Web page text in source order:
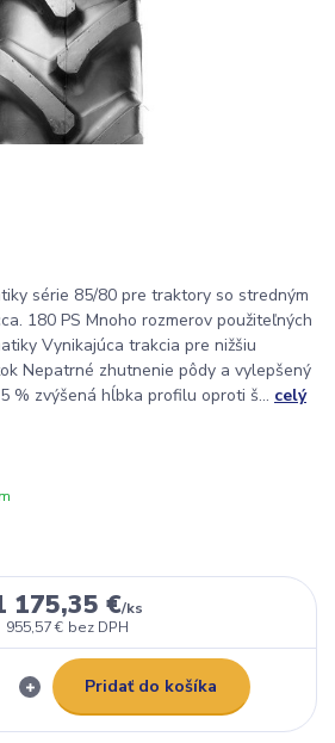
série 85/80 pre traktory so stredným
180 PS Mnoho rozmerov použiteľných
Vynikajúca trakcia pre nižšiu
Nepatrné zhutnenie pôdy a vylepšený
% zvýšená hĺbka profilu oproti š... celý
175,35 €/ks
955,57 € bez DPH
Pridať do košíka